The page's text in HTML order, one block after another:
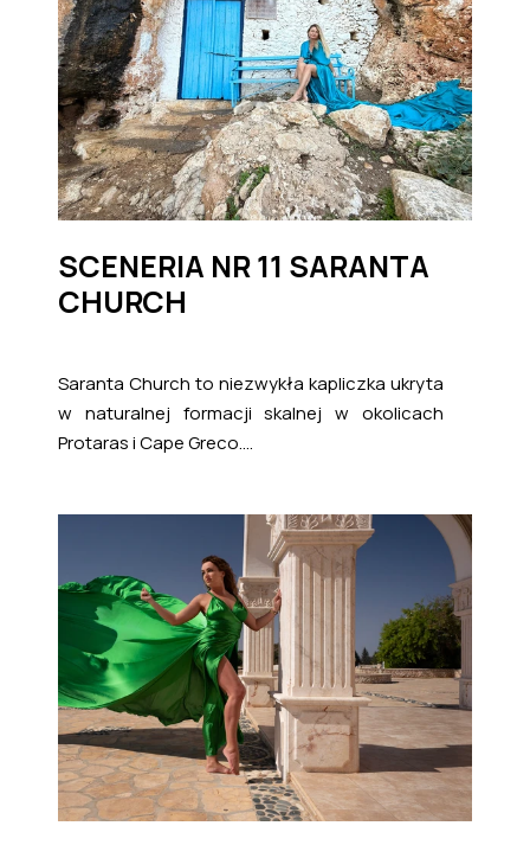
SCENERIA NR 11 SARANTA
CHURCH
Saranta Church to niezwykła kapliczka ukryta
w naturalnej formacji skalnej w okolicach
Protaras i Cape Greco....